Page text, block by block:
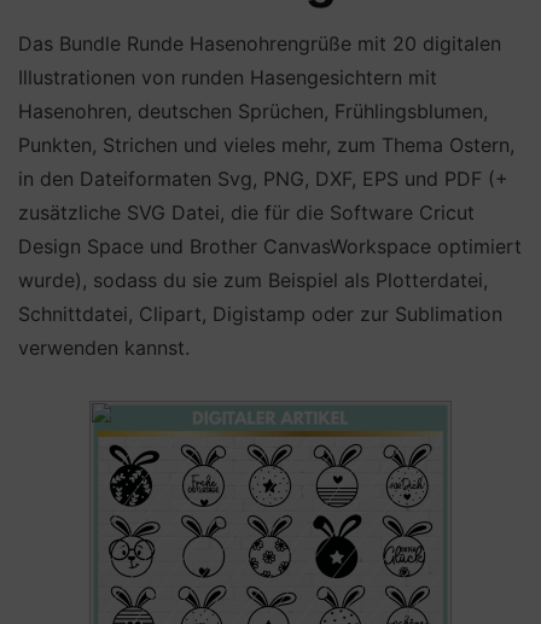
Das Bundle Runde Hasenohrengrüße mit 20 digitalen
Illustrationen von runden Hasengesichtern mit
Hasenohren, deutschen Sprüchen, Frühlingsblumen,
Punkten, Strichen und vieles mehr, zum Thema Ostern,
in den Dateiformaten Svg, PNG, DXF, EPS und PDF (+
zusätzliche SVG Datei, die für die Software Cricut
Design Space und Brother CanvasWorkspace optimiert
wurde), sodass du sie zum Beispiel als Plotterdatei,
Schnittdatei, Clipart, Digistamp oder zur Sublimation
verwenden kannst.